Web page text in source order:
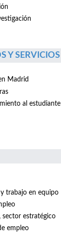
Y SERVICIOS
Madrid
al estudiante
trabajo en equipo
sector estratégico
empleo